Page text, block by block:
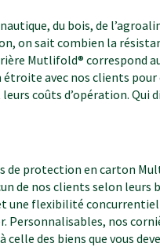
du bois, de
on sait combien la
Mutlifold® correspond
avec nos clients pour
coûts d’opération. Qui
de protection en carton
de nos clients selon leurs
une flexibilité
Personnalisables, nos
des biens que vous